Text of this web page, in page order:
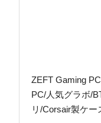
ZEFT Gaming
PC/人気グラボ/
リ/Corsair製ケー